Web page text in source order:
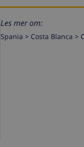
Les mer om:
Spania > Costa Blanca >